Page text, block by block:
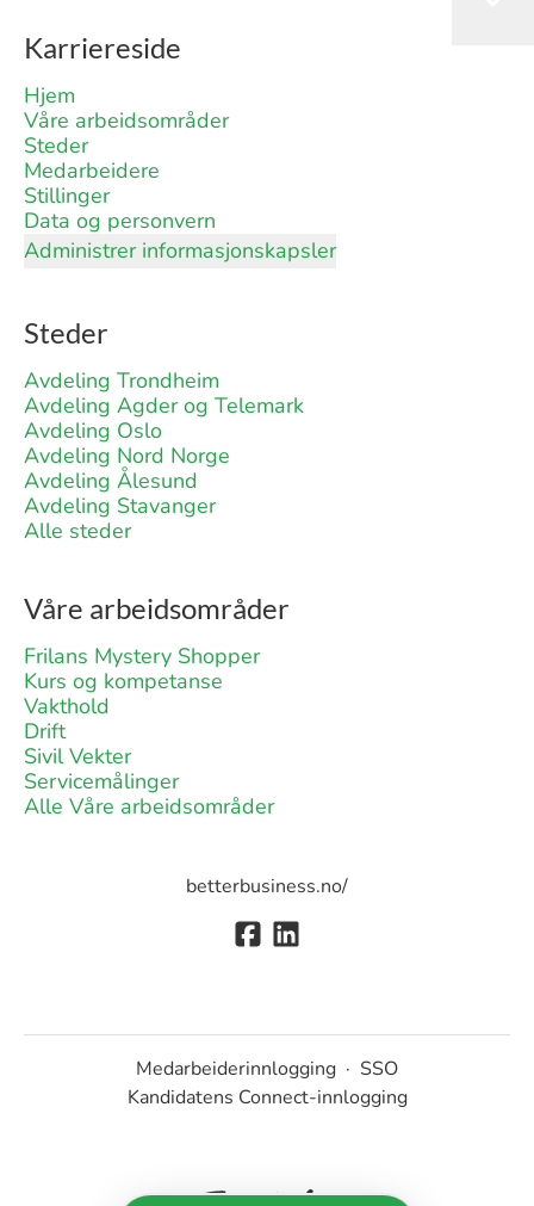
Karriereside
Hjem
Våre arbeidsområder
Steder
Medarbeidere
Stillinger
Data og personvern
Administrer informasjonskapsler
Steder
Avdeling Trondheim
Avdeling Agder og Telemark
Avdeling Oslo
Avdeling Nord Norge
Avdeling Ålesund
Avdeling Stavanger
Alle steder
Våre arbeidsområder
Frilans Mystery Shopper
Kurs og kompetanse
Vakthold
Drift
Sivil Vekter
Servicemålinger
Alle Våre arbeidsområder
betterbusiness.no/
Medarbeiderinnlogging · SSO
Kandidatens Connect-innlogging